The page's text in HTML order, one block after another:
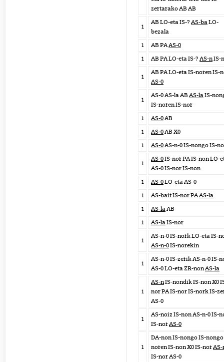
zertarako AB AB
1
AB LO-eta IS-? AS-baLO-
bezala
1
AB PAAS-0
1
AB PA LO-eta IS-? AS-nIS-
1
AB PA LO-eta IS-noren IS-
AS-0
1
AS-0 AS-la AB AS-laIS-
IS-noren IS-nor
1
AS-0AB
1
AS-0AB X0
1
AS-0AS-n-0 IS-nongo IS-
1
AS-0IS-nor PA IS-non LO-
AS-0 IS-nor IS-non
1
AS-0LO-eta AS-0
1
AS-bait IS-nor PAAS-la
1
AS-laAB
1
AS-laIS-nor
1
AS-n-0 IS-nork LO-eta IS-
AS-n-0IS-norekin
1
AS-n-0 IS-zerik AS-n-0 IS-
AS-0 LO-eta ZR-nonAS-la
1
AS-nIS-nondik IS-non X0
nor PA IS-nor IS-nork IS-
AS-0
1
AS-noiz IS-non AS-n-0 IS-
IS-norAS-0
1
DA-non IS-nongo IS-nongo
noren IS-non X0 IS-norAS-
IS-nor AS-0